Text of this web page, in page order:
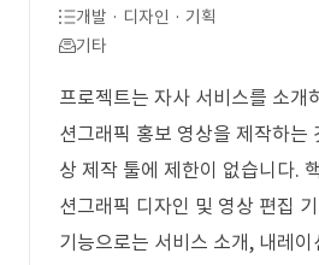
개발 · 디자인 · 기획
기타
프로젝트는 자사 서비스를 소개
션그래픽 홍보 영상을 제작하는
상 제작 툴에 제한이 없습니다.
션그래픽 디자인 및 영상 편집
기능으로는 서비스 소개, 내레